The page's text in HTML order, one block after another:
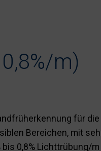
m)
für die
Bereichen, mit
0,8% Lichttrübung/m